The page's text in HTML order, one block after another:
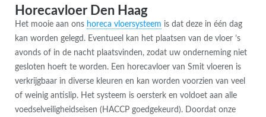
Horecavloer Den Haag
Het mooie aan ons horeca vloersysteem is dat deze in één dag
kan worden gelegd. Eventueel kan het plaatsen van de vloer ’s
avonds of in de nacht plaatsvinden, zodat uw onderneming niet
gesloten hoeft te worden. Een horecavloer van Smit vloeren is
verkrijgbaar in diverse kleuren en kan worden voorzien van veel
of weinig antislip. Het systeem is oersterk en voldoet aan alle
voedselveiligheidseisen (HACCP goedgekeurd). Doordat onze